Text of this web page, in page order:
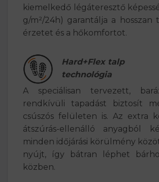
kiemelkedő légáteresztő
g/m²/24h) garantálja a hosszan
érzetet és a hőkomfortot.
Hard+Flex talp
technológia
A speciálisan tervezett,
rendkívüli tapadást biztosít
csúszós felületen is. Az extra
átszúrás-ellenálló anyagból
minden időjárási körülmény
nyújt, így bátran léphet
közben.